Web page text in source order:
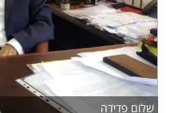
שלום פדידה